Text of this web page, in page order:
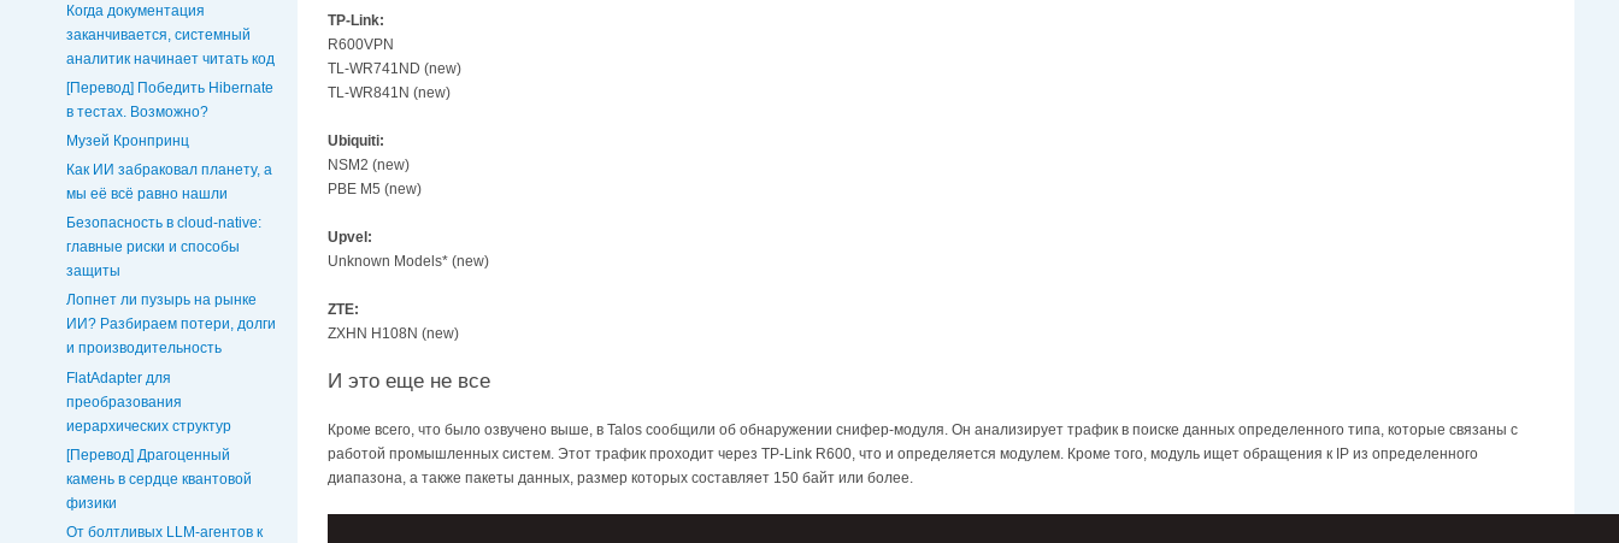
Когда документация
заканчивается, системный
аналитик начинает читать код
[Перевод] Победить Hibernate
в тестах. Возможно?
Музей Кронпринц
Как ИИ забраковал планету, а
мы её всё равно нашли
Безопасность в cloud-native:
главные риски и способы
защиты
Лопнет ли пузырь на рынке
ИИ? Разбираем потери, долги
и производительность
FlatAdapter для
преобразования
иерархических структур
[Перевод] Драгоценный
камень в сердце квантовой
физики
От болтливых LLM-агентов к
TP-Link:
R600VPN
TL-WR741ND (new)
TL-WR841N (new)
Ubiquiti:
NSM2 (new)
PBE M5 (new)
Upvel:
Unknown Models* (new)
ZTE:
ZXHN H108N (new)
И это еще не все
Кроме всего, что было озвучено выше, в Talos сообщили об обнаружении снифер-модуля. Он анализирует трафик в поиске данных определенного типа, которые связаны с
работой промышленных систем. Этот трафик проходит через TP-Link R600, что и определяется модулем. Кроме того, модуль ищет обращения к IP из определенного
диапазона, а также пакеты данных, размер которых составляет 150 байт или более.